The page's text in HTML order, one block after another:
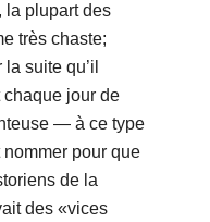
la plupart des
très chaste;
suite qu’il
jour de
— à ce type
pour que
de la
des «vices